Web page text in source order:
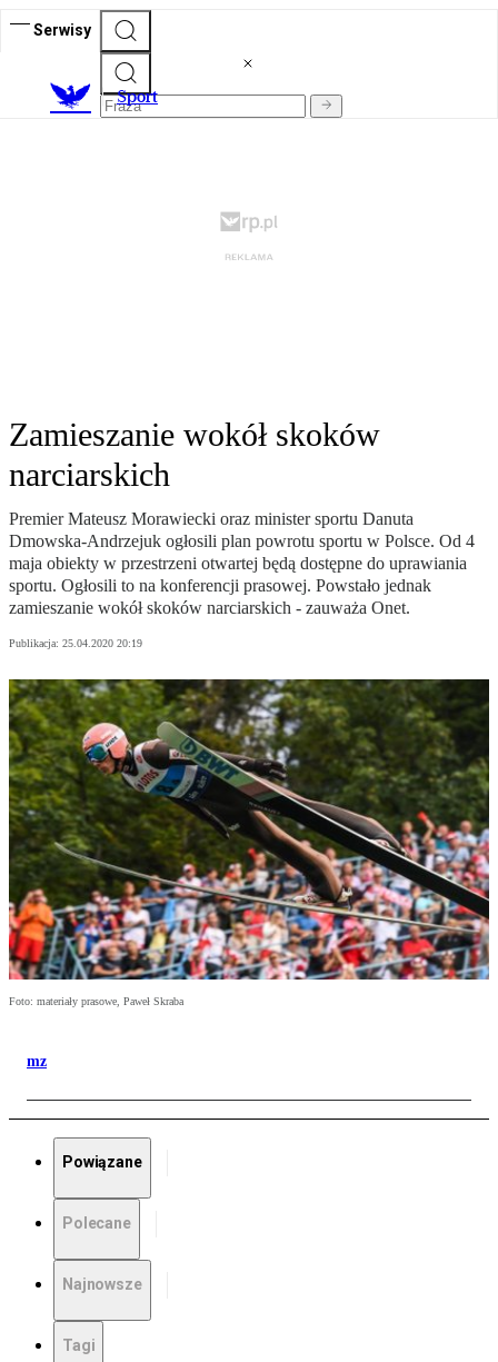
Serwisy
Sport
Zamieszanie wokół skoków
narciarskich
Premier Mateusz Morawiecki oraz minister sportu Danuta
Dmowska-Andrzejuk ogłosili plan powrotu sportu w Polsce. Od 4
maja obiekty w przestrzeni otwartej będą dostępne do uprawiania
sportu. Ogłosili to na konferencji prasowej. Powstało jednak
zamieszanie wokół skoków narciarskich - zauważa Onet.
Publikacja: 25.04.2020 20:19
Foto: materiały prasowe, Paweł Skraba
mz
Powiązane
Polecane
Najnowsze
Tagi